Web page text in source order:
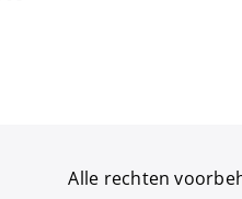
Alle rechten